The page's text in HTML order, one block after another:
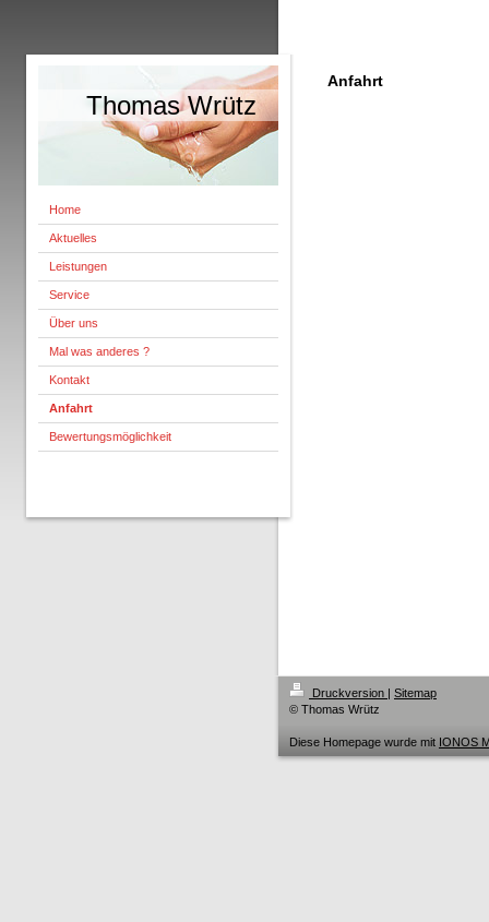
Thomas Wrütz
Home
Aktuelles
Leistungen
Service
Über uns
Mal was anderes ?
Kontakt
Anfahrt
Bewertungsmöglichkeit
Anfahrt
Druckversion | Sitemap
© Thomas Wrütz
Diese Homepage wurde mit IONOS